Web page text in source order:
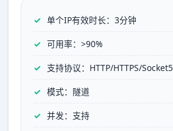
单个IP有效时长：3分钟
可用率：>90%
支持协议：HTTP/HTTPS/Socket5
模式：隧道
并发：支持